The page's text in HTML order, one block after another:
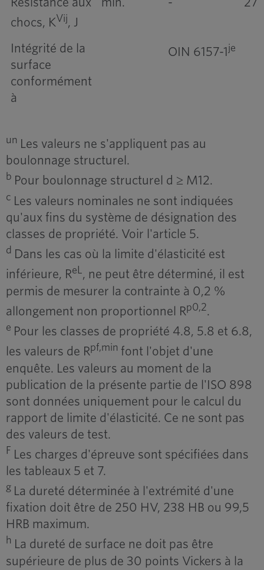
chocs, KVij, J
Intégrité de la
surface
conformément
à
OIN 6157-1 je
un Les valeurs ne s'appliquent pas au
boulonnage structurel.
b Pour boulonnage structurel d ≥ M12.
c Les valeurs nominales ne sont indiquées
qu'aux fins du système de désignation des
classes de propriété. Voir l'article 5.
d Dans les cas où la limite d'élasticité est
inférieure, ReL, ne peut être déterminé, il est
permis de mesurer la contrainte à 0,2 %
allongement non proportionnel Rp0,2.
e Pour les classes de propriété 4.8, 5.8 et 6.8,
les valeurs de Rpf,min font l'objet d'une
enquête. Les valeurs au moment de la
publication de la présente partie de l'ISO 898
sont données uniquement pour le calcul du
rapport de limite d'élasticité. Ce ne sont pas
des valeurs de test.
F Les charges d'épreuve sont spécifiées dans
les tableaux 5 et 7.
gLa dureté déterminée à l'extrémité d'une
fixation doit être de 250 HV, 238 HB ou 99,5
HRB maximum.
h La dureté de surface ne doit pas être
supérieure de plus de 30 points Vickers à la